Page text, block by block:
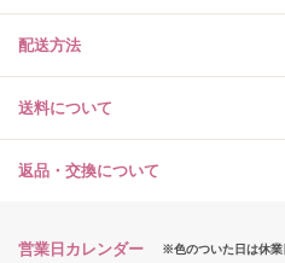
配送方法
送料について
返品・交換について
営業日カレンダー ※色のついた日は休業